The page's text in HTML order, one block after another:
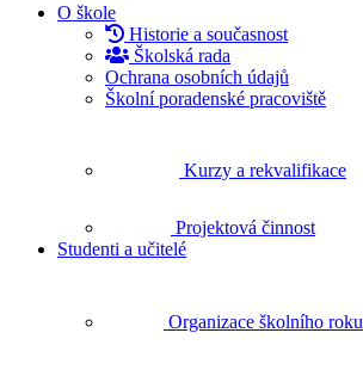
O škole
Historie a současnost
Školská rada
Ochrana osobních údajů
Školní poradenské pracoviště
Kurzy a rekvalifikace
Projektová činnost
Studenti a učitelé
Organizace školního roku